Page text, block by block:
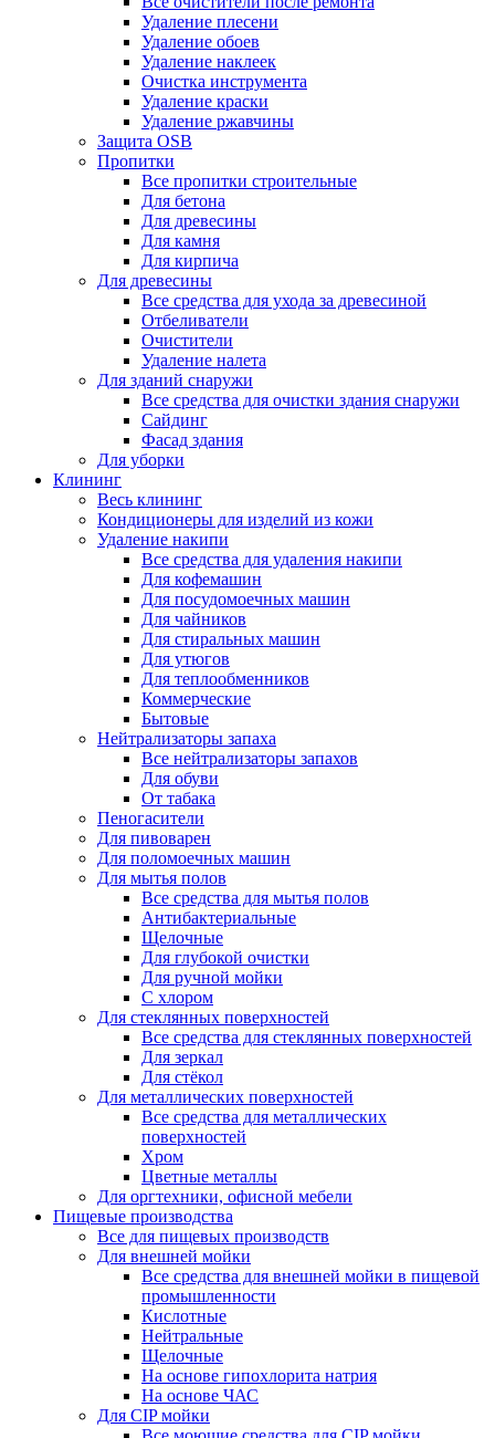
Удаление плесени
Удаление обоев
Удаление наклеек
Очистка инструмента
Удаление краски
Удаление ржавчины
Защита OSB
Пропитки
Все пропитки строительные
Для бетона
Для древесины
Для камня
Для кирпича
Для древесины
Все средства для ухода за древесиной
Отбеливатели
Очистители
Удаление налета
Для зданий снаружи
Все средства для очистки здания снаружи
Сайдинг
Фасад здания
Для уборки
Клининг
Весь клининг
Кондиционеры для изделий из кожи
Удаление накипи
Все средства для удаления накипи
Для кофемашин
Для посудомоечных машин
Для чайников
Для стиральных машин
Для утюгов
Для теплообменников
Коммерческие
Бытовые
Нейтрализаторы запаха
Все нейтрализаторы запахов
Для обуви
От табака
Пеногасители
Для пивоварен
Для поломоечных машин
Для мытья полов
Все средства для мытья полов
Антибактериальные
Щелочные
Для глубокой очистки
Для ручной мойки
С хлором
Для стеклянных поверхностей
Все средства для стеклянных поверхностей
Для зеркал
Для стёкол
Для металлических поверхностей
Все средства для металлических
поверхностей
Хром
Цветные металлы
Для оргтехники, офисной мебели
Пищевые производства
Все для пищевых производств
Для внешней мойки
Все средства для внешней мойки в пищевой
промышленности
Кислотные
Нейтральные
Щелочные
На основе гипохлорита натрия
На основе ЧАС
Для CIP мойки